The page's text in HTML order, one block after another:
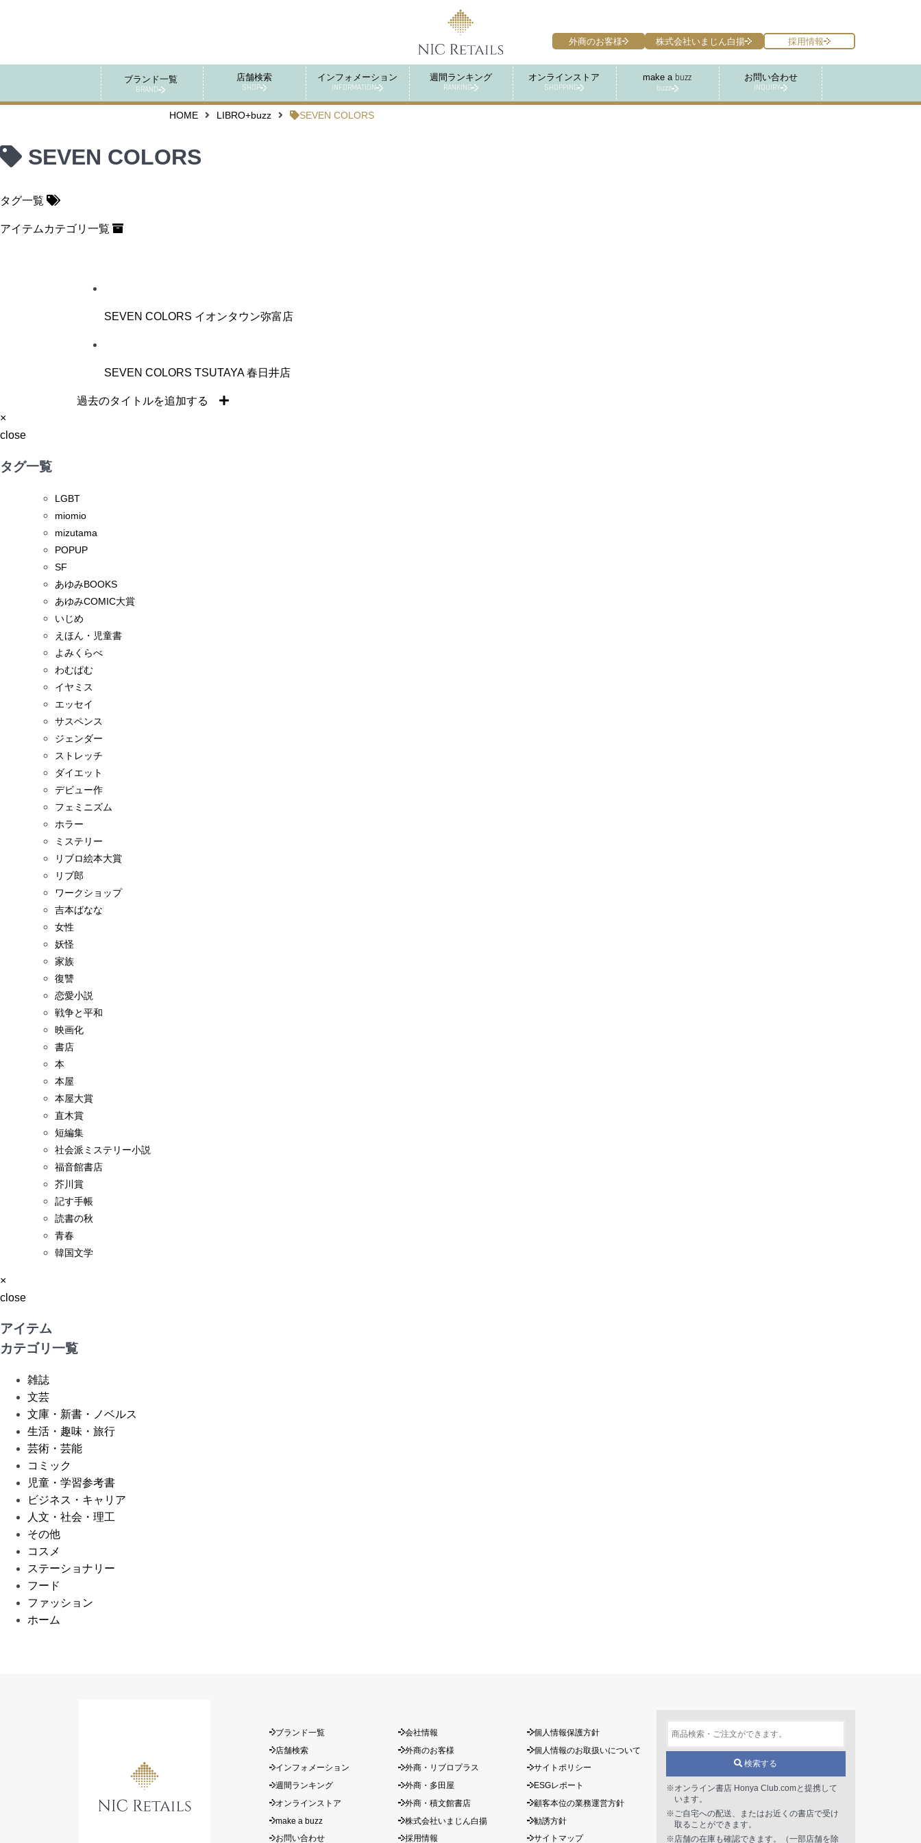
ブランド一覧
BRAND
店舗検索
SHOP
インフォメーション
INFORMATION
週間ランキング
RANKING
オンラインストア
SHOPPING
make a buzz
buzz
お問い合わせ
INQUIRY
外商のお客様 株式会社いまじん白揚 採用情報
HOME LIBRO+buzz SEVEN COLORS
SEVEN COLORS
タグ一覧
アイテムカテゴリ一覧
SEVEN COLORS イオンタウン弥富店
SEVEN COLORS TSUTAYA 春日井店
過去のタイトルを追加する
×
close
タグ一覧
LGBT
miomio
mizutama
POPUP
SF
あゆみBOOKS
あゆみCOMIC大賞
いじめ
えほん・児童書
よみくらべ
わむぱむ
イヤミス
エッセイ
サスペンス
ジェンダー
ストレッチ
ダイエット
デビュー作
フェミニズム
ホラー
ミステリー
リブロ絵本大賞
リブ郎
ワークショップ
吉本ばなな
女性
妖怪
家族
復讐
恋愛小説
戦争と平和
映画化
書店
本
本屋
本屋大賞
直木賞
短編集
社会派ミステリー小説
福音館書店
芥川賞
記す手帳
読書の秋
青春
韓国文学
×
close
アイテム
カテゴリ一覧
雑誌
文芸
文庫・新書・ノベルス
生活・趣味・旅行
芸術・芸能
コミック
児童・学習参考書
ビジネス・キャリア
人文・社会・理工
その他
コスメ
ステーショナリー
フード
ファッション
ホーム
検索する
※オンライン書店 Honya Club.comと提携して
います。
※ご自宅への配送、またはお近くの書店で受け
取ることができます。
※店舗の在庫も確認できます。（一部店舗を除
ブランド一覧
店舗検索
インフォメーション
週間ランキング
オンラインストア
make a buzz
お問い合わせ
会社情報
外商のお客様
外商・リブロプラス
外商・多田屋
外商・積文館書店
株式会社いまじん白揚
採用情報
個人情報保護方針
個人情報のお取扱いについて
サイトポリシー
ESGレポート
顧客本位の業務運営方針
勧誘方針
サイトマップ